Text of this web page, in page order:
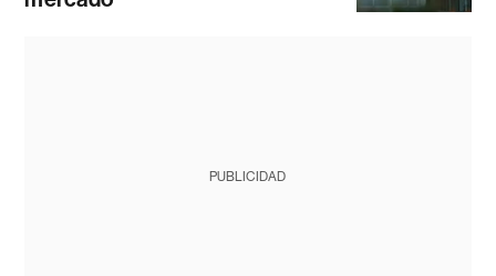
PUBLICIDAD